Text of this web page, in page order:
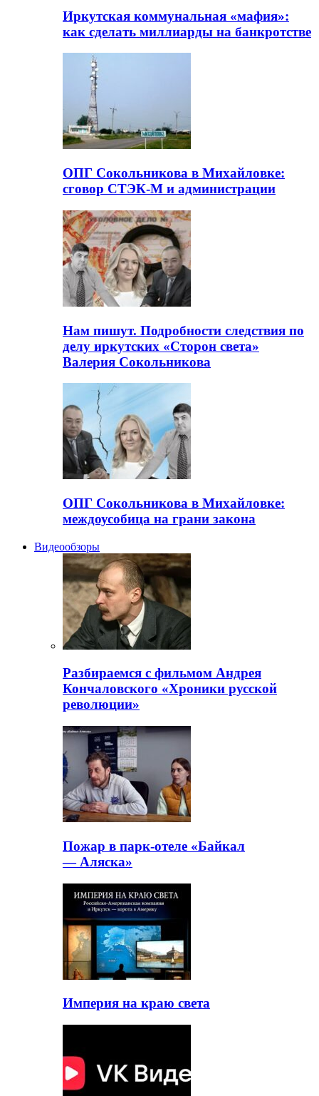
Иркутская коммунальная «мафия»:
как сделать миллиарды на банкротстве
ОПГ Сокольникова в Михайловке:
сговор СТЭК-М и администрации
Нам пишут. Подробности следствия по
делу иркутских «Сторон света»
Валерия Сокольникова
ОПГ Сокольникова в Михайловке:
междоусобица на грани закона
Видеообзоры
Разбираемся с фильмом Андрея
Кончаловского «Хроники русской
революции»
Пожар в парк-отеле «Байкал
— Аляска»
Империя на краю света